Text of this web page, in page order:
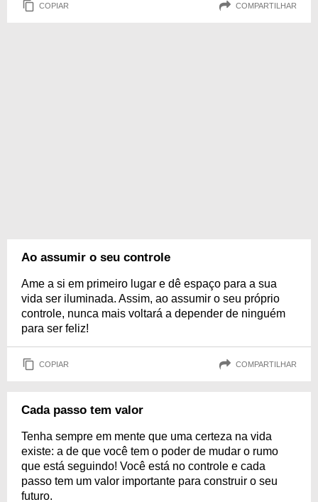
COPIAR COMPARTILHAR
Ao assumir o seu controle
Ame a si em primeiro lugar e dê espaço para a sua
vida ser iluminada. Assim, ao assumir o seu próprio
controle, nunca mais voltará a depender de ninguém
para ser feliz!
COPIAR COMPARTILHAR
Cada passo tem valor
Tenha sempre em mente que uma certeza na vida
existe: a de que você tem o poder de mudar o rumo
que está seguindo! Você está no controle e cada
passo tem um valor importante para construir o seu
futuro.